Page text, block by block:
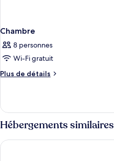
Chambre
8 personnes
Wi-Fi gratuit
Plus de détails
Plus
le
type
de
Chambre
Hébergements similaires
Aethrio Sunset Village - Oia